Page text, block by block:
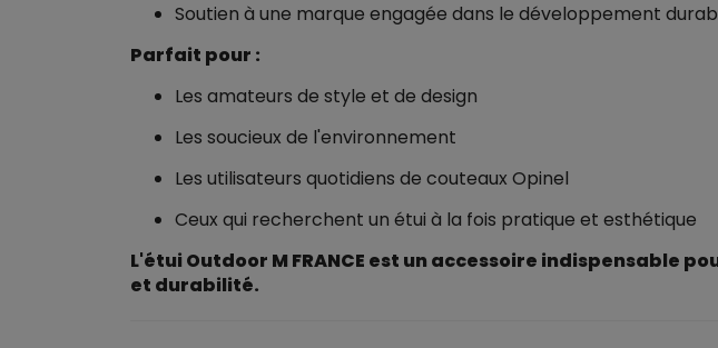
Soutien à une marque engagée dans le développement
Parfait pour :
Les amateurs de style et de design
Les soucieux de l'environnement
Les utilisateurs quotidiens de couteaux Opinel
Ceux qui recherchent un étui à la fois pratique et esthétique
L'étui Outdoor M FRANCE est un accessoire indispensable
et durabilité.